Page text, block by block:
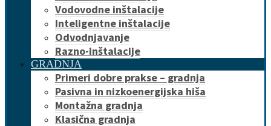
Vodovodne inštalacije
Inteligentne inštalacije
Odvodnjavanje
Razno-inštalacije
GRADNJA
Primeri dobre prakse – gradnja
Pasivna in nizkoenergijska hiša
Montažna gradnja
Klasična gradnja